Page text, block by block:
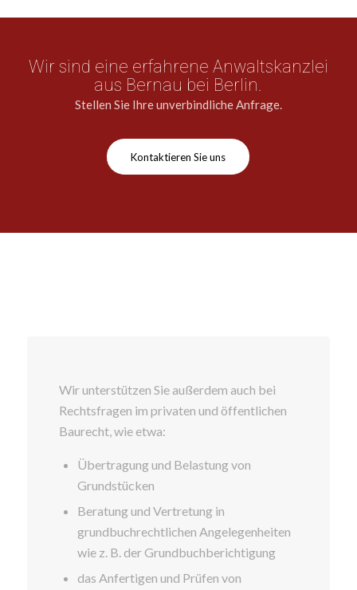
Wir sind eine erfahrene Anwaltskanzlei
aus Bernau bei Berlin.
Stellen Sie Ihre unverbindliche Anfrage.
Kontaktieren Sie uns
Wir unterstützen Sie außerdem auch bei
Rechtsfragen im privaten und öffentlichen
Baurecht, wie etwa:
Übertragung und Belastung von
Grundstücken
Beratung und Vertretung in
grundbuchrechtlichen Angelegenheiten
wie z. B. der Grundbuchberichtigung
das Anfertigen und Prüfen von